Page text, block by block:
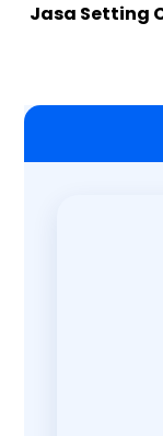
Jasa Setting